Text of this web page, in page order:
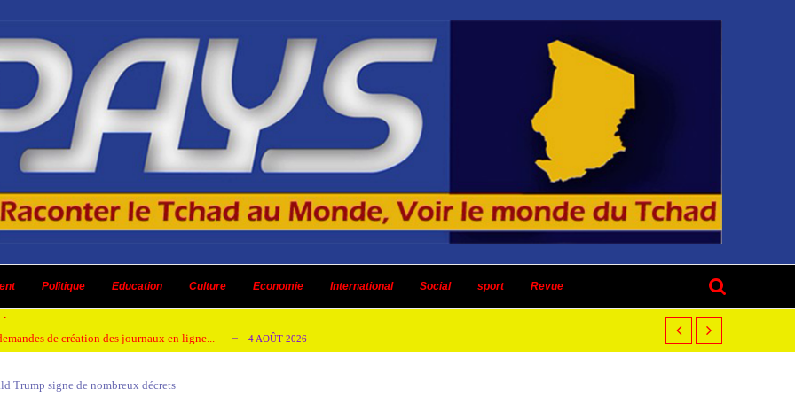
Politique Education Culture Economie International Social sport Revue
AOÛT 2026
honorer son ancien leader 2 AOÛT 2026
de création des journaux en ligne... 4 AOÛT 2026
un dividende ni une quelconque plus-...
Trump signe de nombreux décrets